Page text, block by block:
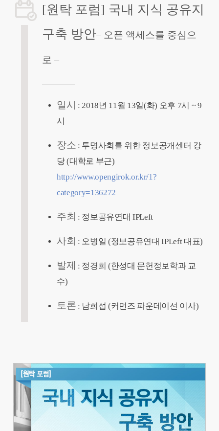
[원탁 포럼] 국내 지식 공유지
구축 방안– 오픈 액세스를 중심으
로 –
일시
: 2018년 11월 13일(화) 오후 7시 ~ 9
시
장소 : 투명사회를 위한 정보공개센터 강
당 (대학로 부근)
http://www.opengirok.or.kr/1?
category=136272
주최 : 정보공유연대 IPLeft
사회 : 오병일 (정보공유연대 IPLeft 대표)
발제 : 정경희 (한성대 문헌정보학과 교
수)
토론 : 남희섭 (커먼즈 파운데이션 이사)